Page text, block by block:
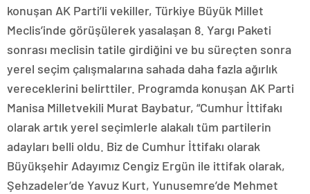
konuşan AK Parti’li vekiller, Türkiye Büyük Millet
Meclis’inde görüşülerek yasalaşan 8. Yargı Paketi
sonrası meclisin tatile girdiğini ve bu süreçten sonra
yerel seçim çalışmalarına sahada daha fazla ağırlık
vereceklerini belirttiler. Programda konuşan AK Parti
Manisa Milletvekili Murat Baybatur, “Cumhur İttifakı
olarak artık yerel seçimlerle alakalı tüm partilerin
adayları belli oldu. Biz de Cumhur İttifakı olarak
Büyükşehir Adayımız Cengiz Ergün ile ittifak olarak,
Şehzadeler’de Yavuz Kurt, Yunusemre’de Mehmet